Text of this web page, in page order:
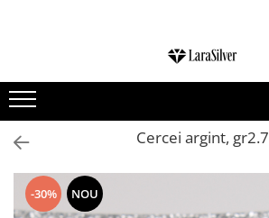
CERCEI ARGINT
BRATARI ARGINT
COLIERE ARGINT
LANTISOARE ARGINT
CRUCIULITE SI ICONITE ARGINT
Cercei argint, gr2.7
-30% NOU